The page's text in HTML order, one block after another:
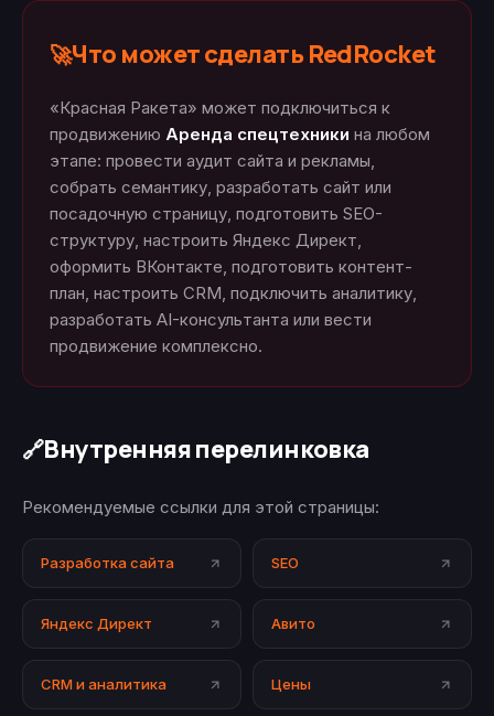
🚀Что может сделать RedRocket
«Красная Ракета» может подключиться к
продвижению Аренда спецтехники на любом
этапе: провести аудит сайта и рекламы,
собрать семантику, разработать сайт или
посадочную страницу, подготовить SEO-
структуру, настроить Яндекс Директ,
оформить ВКонтакте, подготовить контент-
план, настроить CRM, подключить аналитику,
разработать AI-консультанта или вести
продвижение комплексно.
🔗Внутренняя перелинковка
Рекомендуемые ссылки для этой страницы:
Разработка сайта SEO
Яндекс Директ Авито
CRM и аналитика Цены